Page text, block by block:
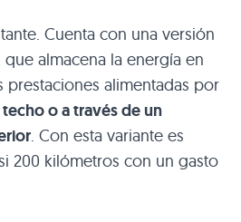
Cuenta con una versión
almacena la energía en
prestaciones alimentadas por
o a través de un
. Con esta variante es
200 kilómetros con un gasto